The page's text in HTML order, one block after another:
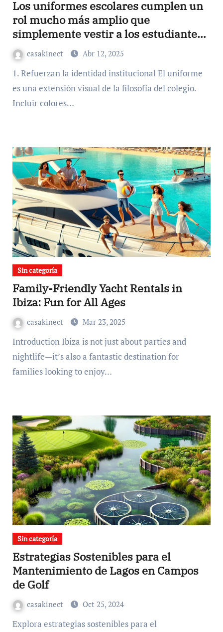
Los uniformes escolares cumplen un
rol mucho más amplio que
simplemente vestir a los estudiantes.
Son una herramienta poderosa de
cohesión, identidad y proyección
institucional. En KAIXER, ofrecemos
soluciones de uniformidad escolar
personalizada que permiten a los
casakinect Abr 12, 2025
1. Refuerzan la identidad institucional El uniforme
es una extensión visual de la filosofía del colegio.
Incluir colores…
Sin categoría
Family-Friendly Yacht Rentals in
Ibiza: Fun for All Ages
casakinect Mar 23, 2025
Introduction Ibiza is not just about parties and
nightlife—it’s also a fantastic destination for
families looking to enjoy…
Sin categoría
Estrategias Sostenibles para el
Mantenimiento de Lagos en Campos
de Golf
casakinect Oct 25, 2024
Explora estrategias sostenibles para el